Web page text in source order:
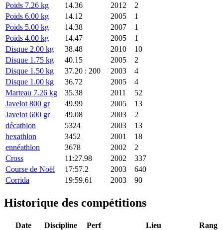
Poids 7.26 kg
14.36 2012
2
Poids 6.00 kg
14.12 2005
1
Poids 5.00 kg
14.38 2007
1
Poids 4.00 kg
14.47 2005
1
Disque 2.00 kg
38.48 2010
10
Disque 1.75 kg
40.15 2005
2
Disque 1.50 kg
37.20 : 200 2003
4
Disque 1.00 kg
36.72 2005
4
Marteau 7.26 kg
35.38 2011
52
Javelot 800 gr
49.99 2005
13
Javelot 600 gr
49.08 2003
2
décathlon
5324 2003
13
hexathlon
3452 2001
18
ennéathlon
3678 2002
2
Cross
11:27.98 2002
337
Course de Noël
17:57.2 2003
640
Corrida
19:59.61 2003 90
Historique des compétitions
Date Discipline Perf Lieu
Rang